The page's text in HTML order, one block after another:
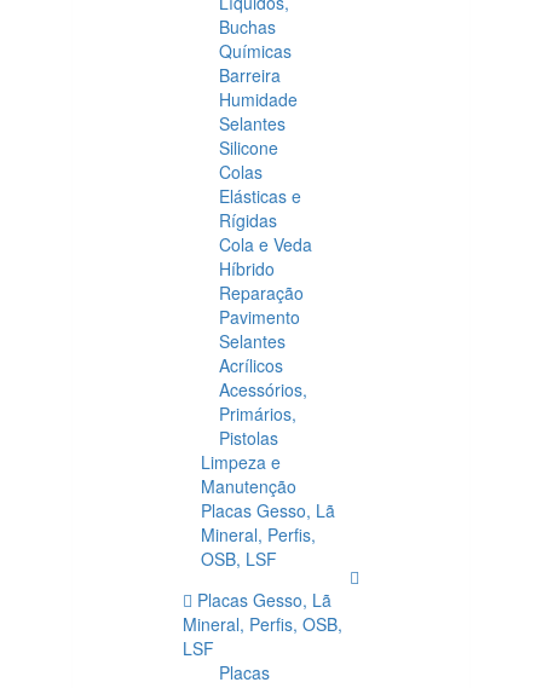
Buchas
Químicas
Barreira
Humidade
Selantes
Silicone
Colas
Elásticas e
Rígidas
Cola e Veda
Híbrido
Reparação
Pavimento
Selantes
Acrílicos
Acessórios,
Primários,
Pistolas
Limpeza e
Manutenção
Placas Gesso, Lã
Mineral, Perfis,
OSB, LSF
Placas Gesso, Lã
Mineral, Perfis, OSB,
LSF
Placas